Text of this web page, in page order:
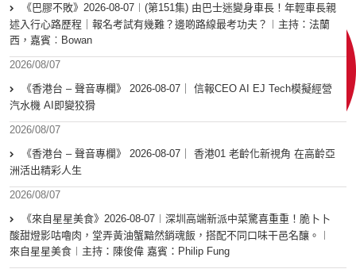
《巴膠不敗》2026-08-07︱(第151集) 由巴士迷變身車長！年輕車長親
述入行心路歷程｜報名考試有幾難？邊啲路線最考功夫？︱主持：法蘭
西，嘉賓︰Bowan
2026/08/07
《香港台 – 聲音專欄》 2026-08-07｜ 信報CEO AI EJ Tech模擬經營
汽水機 AI即變狡猾
2026/08/07
《香港台 – 聲音專欄》 2026-08-07｜ 香港01 老齡化新視角 在高齡亞
洲活出精彩人生
2026/08/07
《來自星星美食》2026-08-07︱深圳高端新派中菜驚喜重重！脆卜卜
酸甜燈影咕嚕肉，堂弄黃油蟹黯然銷魂飯，搭配不同口味干邑名釀。︱
來自星星美食︱主持：陳俊偉 嘉賓：Philip Fung